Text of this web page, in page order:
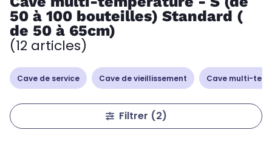
50 à 100 bouteilles) Standard (
de 50 à 65cm)
(12 articles)
Cave de service Cave de vieillissement Cave multi-
Filtrer (2)